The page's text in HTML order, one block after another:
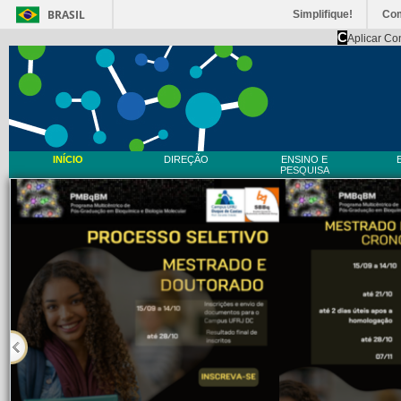
BRASIL Simplifique!
CAplicar
INÍCIO DIREÇÃO
ENSINO E
PESQUISA